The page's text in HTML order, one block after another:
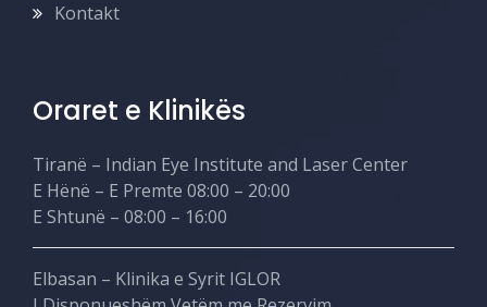
Kontakt
Oraret e Klinikës
Tiranë – Indian Eye Institute and Laser Center
E Hënë – E Premte 08:00 – 20:00
E Shtunë – 08:00 – 16:00
Elbasan – Klinika e Syrit IGLOR